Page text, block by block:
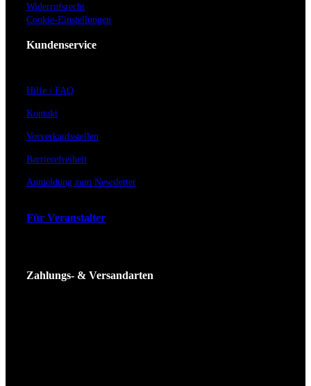
Widerrufsrecht
Cookie-Einstellungen
Kundenservice
Hilfe / FAQ
Kontakt
Vorverkaufsstellen
Barrierefreiheit
Anmeldung zum Newsletter
Für Veranstalter
Zahlungs- & Versandarten